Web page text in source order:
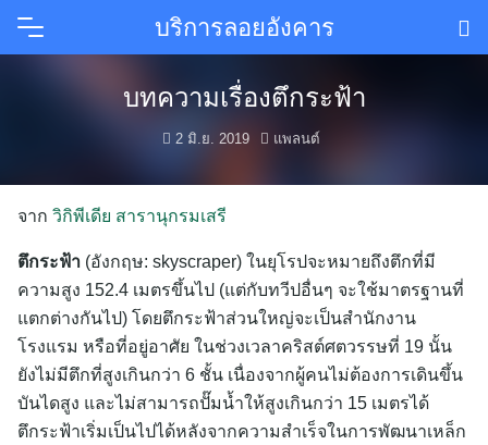
บริการลอยอังคาร
บทความเรื่องตึกระฟ้า
2 มิ.ย. 2019 แพลนต์
จาก วิกิพีเดีย สารานุกรมเสรี
ตึกระฟ้า (อังกฤษ: skyscraper) ในยุโรปจะหมายถึงตึกที่มี
ความสูง 152.4 เมตรขึ้นไป (แต่กับทวีปอื่นๆ จะใช้มาตรฐานที่
แตกต่างกันไป) โดยตึกระฟ้าส่วนใหญ่จะเป็นสำนักงาน
โรงแรม หรือที่อยู่อาศัย ในช่วงเวลาคริสต์ศตวรรษที่ 19 นั้น
ยังไม่มีตึกที่สูงเกินกว่า 6 ชั้น เนื่องจากผู้คนไม่ต้องการเดินขึ้น
บันไดสูง และไม่สามารถปั๊มน้ำให้สูงเกินกว่า 15 เมตรได้
ตึกระฟ้าเริ่มเป็นไปได้หลังจากความสำเร็จในการพัฒนาเหล็ก